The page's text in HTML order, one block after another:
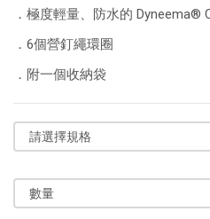
．極度輕量、防水的 Dyneema®
．6個營釘繩環圈
．附一個收納袋